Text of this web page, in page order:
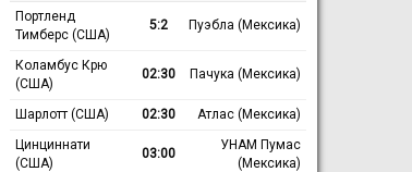
Портленд
Тимберс (США)
5:2 Пуэбла (Мексика)
Коламбус Крю
(США)
02:30 Пачука (Мексика)
Шарлотт (США) 02:30
Атлас (Мексика)
Цинциннати
(США)
03:00
УНАМ Пумас
(Мексика)